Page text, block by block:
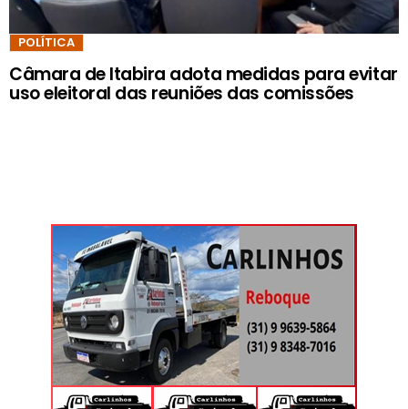
POLÍTICA
Câmara de Itabira adota medidas para evitar
uso eleitoral das reuniões das comissões